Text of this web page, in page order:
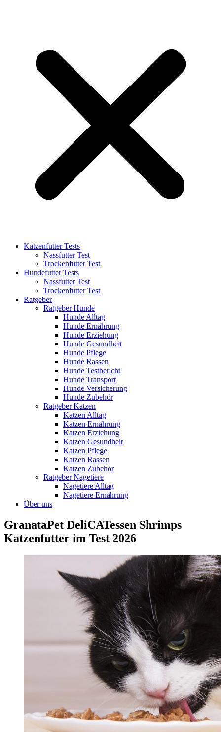
Katzenfutter Tests
Nassfutter Test
Trockenfutter Test
Hundefutter Tests
Nassfutter Test
Trockenfutter Test
Ratgeber
Ratgeber Hunde
Hunde Alltag
Hunde Ernährung
Hunde Erziehung
Hunde Gesundheit
Hunde Pflege
Hunde Rassen
Hunde Testbericht
Hunde Transport
Hunde Versicherung
Hunde Zubehör
Ratgeber Katzen
Katzen Alltag
Katzen Ernährung
Katzen Erziehung
Katzen Gesundheit
Katzen Pflege
Katzen Rassen
Katzen Zubehör
Ratgeber Nagetiere
Nagetiere Alltag
Nagetiere Ernährung
Über uns
GranataPet DeliCATessen Shrimps
Katzenfutter im Test 2026